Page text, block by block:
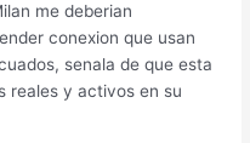
me deberian
conexion que usan
senala de que esta
reales y activos en su